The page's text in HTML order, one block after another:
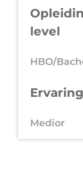
level
HBO/
Medior